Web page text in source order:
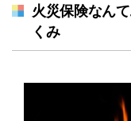
火災保険なん
くみ